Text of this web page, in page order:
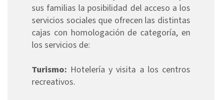
sus familias la posibilidad del acceso a los
servicios sociales que ofrecen las distintas
cajas con homologación de categoría, en
los servicios de:
Turismo: Hotelería y visita a los centros
recreativos.